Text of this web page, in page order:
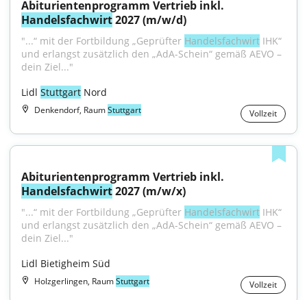
Handelsfachwirt 2027 (m/w/d)
"...“ mit der Fortbildung „Geprüfter Handelsfachwirt IHK“
und erlangst zusätzlich den „AdA-Schein“ gemäß AEVO –
dein Ziel..."
Lidl Stuttgart Nord
Denkendorf, RaumStuttgart Vollzeit
Handelsfachwirt 2027 (m/w/x)
"...“ mit der Fortbildung „Geprüfter Handelsfachwirt IHK“
und erlangst zusätzlich den „AdA-Schein“ gemäß AEVO –
dein Ziel..."
Lidl Bietigheim Süd
Holzgerlingen, RaumStuttgart Vollzeit